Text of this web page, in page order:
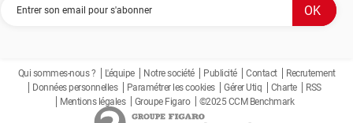
Qui sommes-nous ? L'équipe Notre société Publicité Contact
Recrutement
Données personnelles
Paramétrer les cookies Gérer Utiq Charte
RSS
Mentions légales
Groupe Figaro ©2025 CCM Benchmark